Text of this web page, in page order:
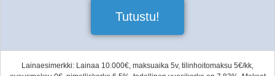
Tutustu!
Lainaesimerkki: Lainaa 10.000€, maksuaika 5v, tilinhoitomaksu 5€/kk,